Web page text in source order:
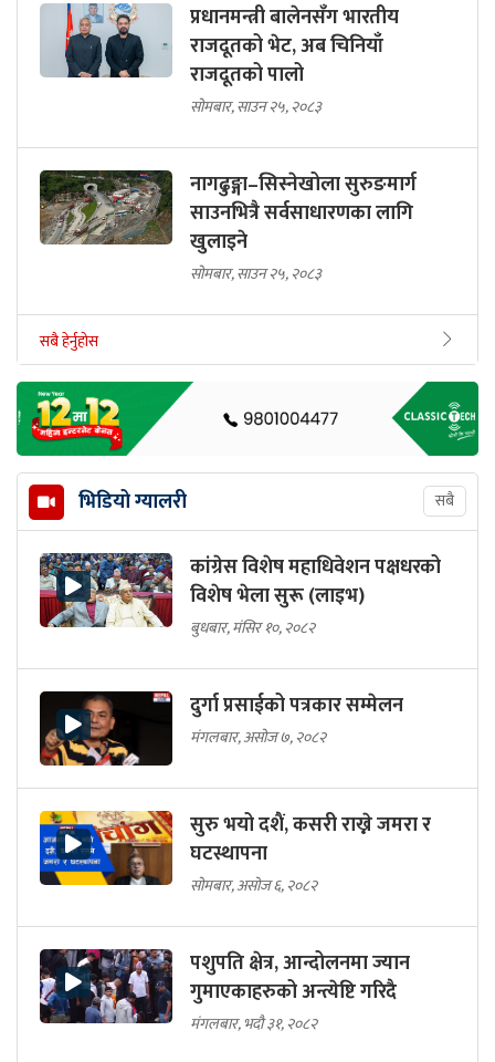
प्रधानमन्त्री बालेनसँग भारतीय
राजदूतको भेट, अब चिनियाँ
राजदूतको पालो
सोमबार, साउन २५, २०८३
नागढुङ्गा–सिस्नेखोला सुरुङमार्ग
साउनभित्रै सर्वसाधारणका लागि
खुलाइने
सोमबार, साउन २५, २०८३
सबै हेर्नुहोस
भिडियो ग्यालरी सबै
कांग्रेस विशेष महाधिवेशन पक्षधरको
विशेष भेला सुरू (लाइभ)
बुधबार, मंसिर १०, २०८२
दुर्गा प्रसाईको पत्रकार सम्मेलन
मंगलबार, असोज ७, २०८२
सुरु भयो दशैं, कसरी राख्ने जमरा र
घटस्थापना
सोमबार, असोज ६, २०८२
पशुपति क्षेत्र, आन्दोलनमा ज्यान
गुमाएकाहरुको अन्त्येष्टि गरिदै
मंगलबार, भदौ ३१, २०८२